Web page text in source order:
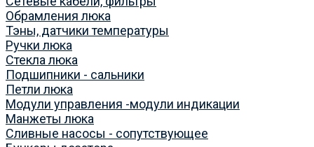
Обрамления люка
Тэны, датчики температуры
Ручки люка
Стекла люка
Подшипники - сальники
Петли люка
Модули управления -модули индикации
Манжеты люка
Сливные насосы - сопутствующее